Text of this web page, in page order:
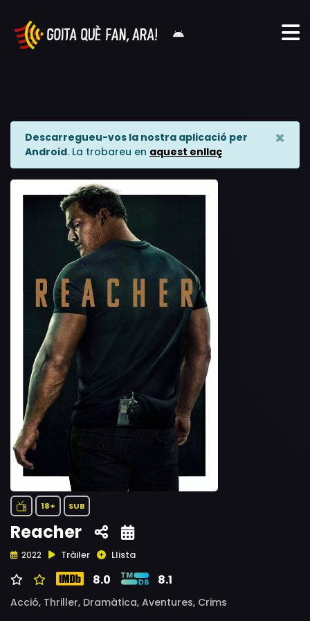
Descarregueu-vos la nostra aplicació per
Android. La trobareu en aquest enllaç
×
18+ SUB
Reacher
2022 Tràiler Llista
8.0 8.1
Acció, Thriller, Dramàtica, Aventures, Crims